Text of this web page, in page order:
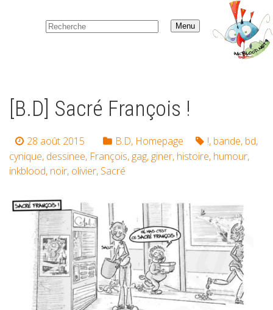
Menu
[B.D] Sacré François !
28 août 2015 B.D, Homepage !, bande, bd,
cynique, dessinee, François, gag, giner, histoire, humour,
inkblood, noir, olivier, Sacré